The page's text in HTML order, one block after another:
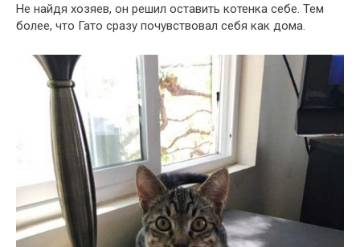
Не найдя хозяев, он решил оставить котенка себе. Тем
более, что Гато сразу почувствовал себя как дома.